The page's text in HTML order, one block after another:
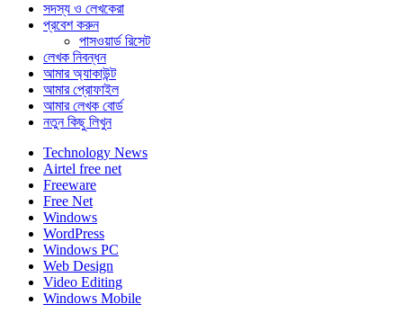
সদস্য ও লেখকেরা
প্রবেশ করুন
পাসওয়ার্ড রিসেট
লেখক নিবন্ধন
আমার অ্যাকাউন্ট
আমার প্রোফাইল
আমার লেখক বোর্ড
নতুন কিছু লিখুন
Technology News
Airtel free net
Freeware
Free Net
Windows
WordPress
Windows PC
Web Design
Video Editing
Windows Mobile